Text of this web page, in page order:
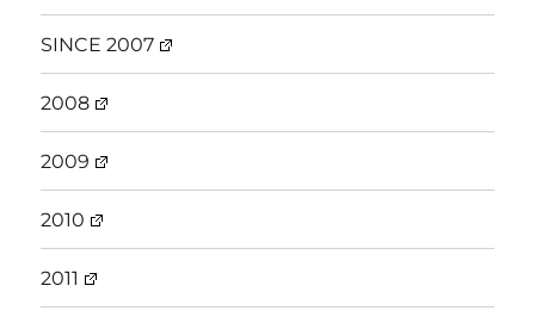
SINCE 2007
2008
2009
2010
2011